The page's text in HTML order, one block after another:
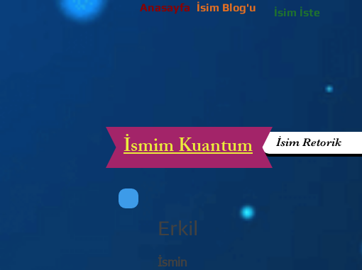
Anasayfa İsim Blog'u İsim İste
İsim Retorik
İsmim Kuantum
Erkil
İsmin